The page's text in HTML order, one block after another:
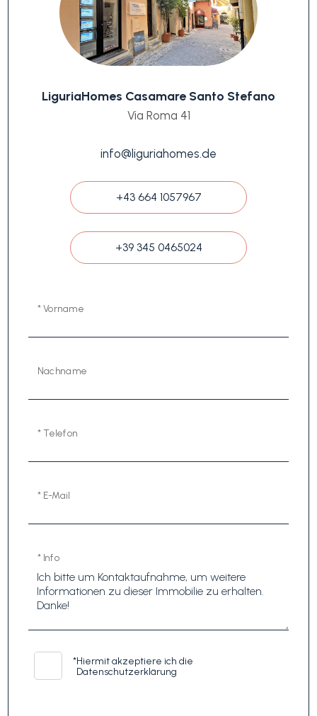
LiguriaHomes Casamare Santo Stefano
Via Roma 41
info@liguriahomes.de
+43 664 1057967
+39 345 0465024
* Vorname
Nachname
* Telefon
* E-Mail
* Info
*Hiermit akzeptiere ich die
Datenschutzerklärung